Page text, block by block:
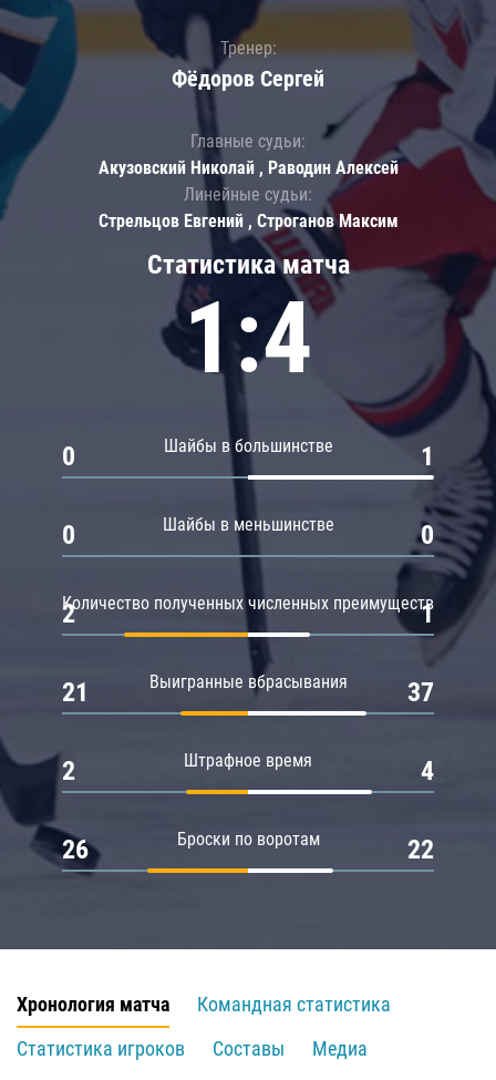
Статистика матча
1:4
Шайбы в большинстве
0 1
Шайбы в меньшинстве
0 0
Количество полученных численных преимуществ
2 1
Выигранные вбрасывания
21 37
Штрафное время
2 4
Броски по воротам
26 22
Тренер:
Фёдоров Сергей
Главные судьи:
Акузовский Николай , Раводин Алексей
Линейные судьи:
Стрельцов Евгений , Строганов Максим
Хронология матча
Командная статистика
Статистика игроков
Составы
Медиа